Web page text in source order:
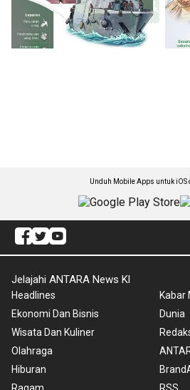
Unduh Mobile Apps untuk iOS
Jelajahi ANTARA News Kl
Headlines
Ekonomi Dan Bisnis
Wisata Dan Kuliner
Olahraga
Hiburan
Kabar
Dunia